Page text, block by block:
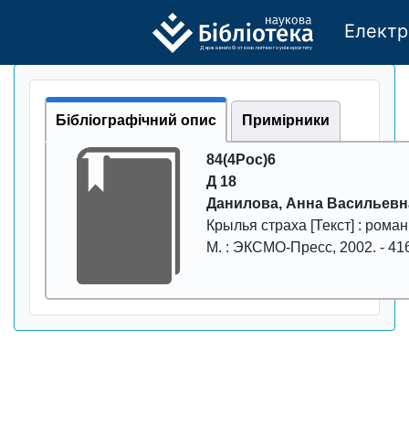
Державного бі отехно логічно го універси тету
Бібліографічний опис Примірники
84(4Рос)6
Д 18
Данилова, Анна
Крылья страха [Текст] :
М. : ЭКСМО-Пpесс, 2002. -